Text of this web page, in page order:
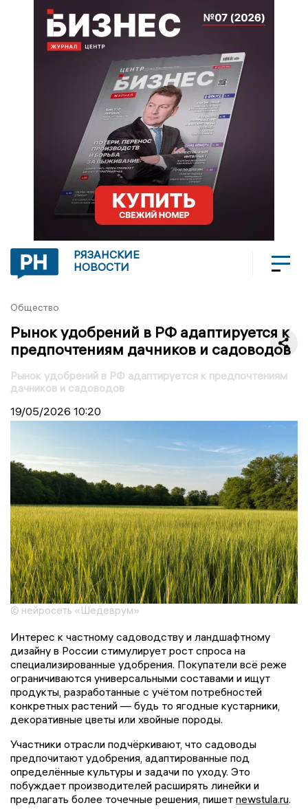
РЯЗАНСКИЕ
НОВОСТИ
Общество
Рынок удобрений в РФ адаптируется к
предпочтениям дачников и садоводов
Рынок удобрений в РФ адаптируется к предпочтениям
дачников и садоводов
19/05/2026 10:20
© нейросеть «Шедеврум»
Интерес к частному садоводству и ландшафтному
дизайну в России стимулирует рост спроса на
специализированные удобрения. Покупатели всё реже
ограничиваются универсальными составами и ищут
продукты, разработанные с учётом потребностей
конкретных растений — будь то ягодные кустарники,
декоративные цветы или хвойные породы.
Участники отрасли подчёркивают, что садоводы
предпочитают удобрения, адаптированные под
определённые культуры и задачи по уходу. Это
побуждает производителей расширять линейки и
предлагать более точечные решения, пишет newstula.ru.